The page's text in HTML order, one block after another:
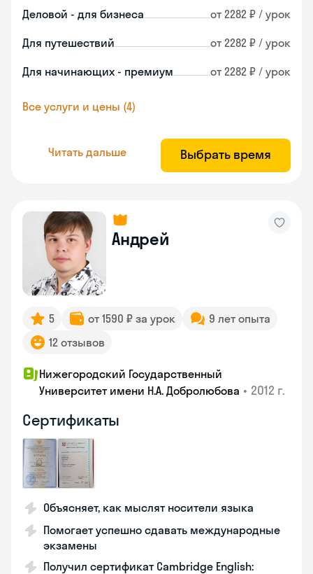
Деловой - для бизнеса от 2282 ₽ / урок
Для путешествий от 2282 ₽ / урок
Для начинающих - премиум от 2282 ₽ / урок
Все услуги и цены (4)
Читать дальше Выбрать время
Андрей
5 от 1590 ₽ за урок
9 лет опыта
12 отзывов
Нижегородский Государственный
Университет имени Н.А. Добролюбова • 2012 г.
Сертификаты
Объясняет, как мыслят носители языка
Помогает успешно сдавать международные
экзамены
Получил сертификат Cambridge English: